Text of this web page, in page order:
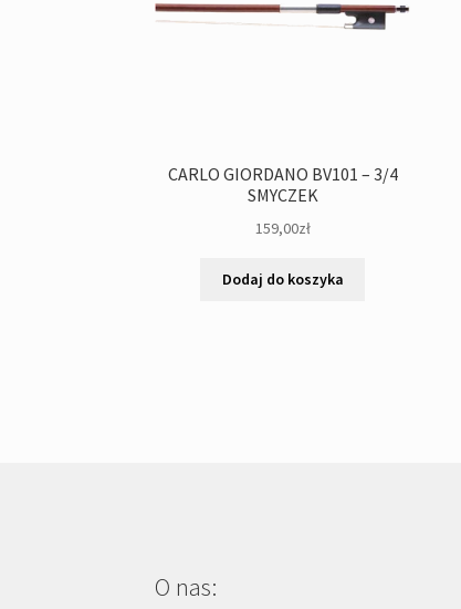
CARLO GIORDANO BV101 – 3/4
SMYCZEK
159,00zł
Dodaj do koszyka
O nas: